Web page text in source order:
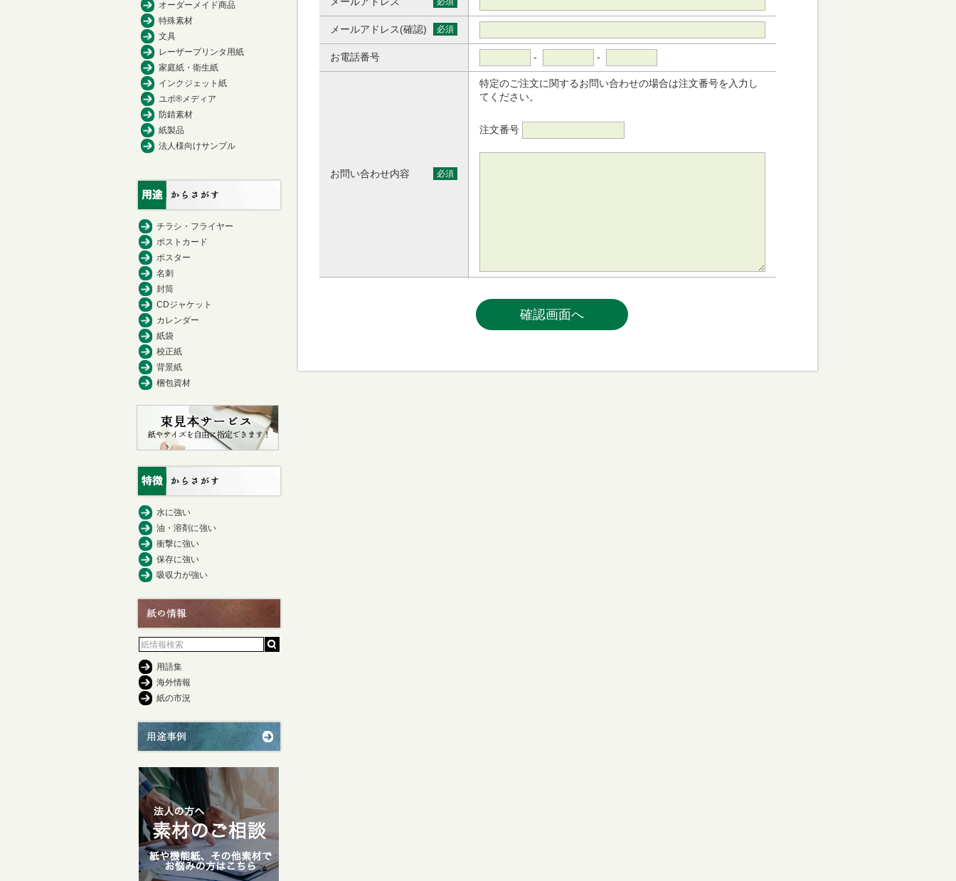
メールアドレス(確認) 必須
お電話番号 - -
お問い合わせ内容 必須
特定のご注文に関するお問い合わせの場合は注文番号を入力し
てください。
注文番号
オーダーメイド商品
特殊素材
文具
レーザープリンタ用紙
家庭紙・衛生紙
インクジェット紙
ユポ®メディア
防錆素材
紙製品
法人様向けサンプル
チラシ・フライヤー
ポストカード
ポスター
名刺
封筒
CDジャケット
カレンダー
紙袋
校正紙
背景紙
梱包資材
水に強い
油・溶剤に強い
衝撃に強い
保存に強い
吸収力が強い
用語集
海外情報
紙の市況